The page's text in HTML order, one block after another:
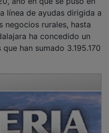
línea de ayudas dirigida a
negocios rurales, hasta
ha concedido un
han sumado 3.195.170